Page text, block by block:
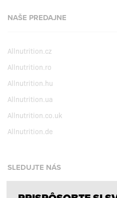
NAŠE PREDAJNE
Allnutrition.cz
Allnutrition.ro
Allnutrition.hu
Allnutrition.ua
Allnutrition.co.uk
Allnutrition.de
SLEDUJTE NÁS